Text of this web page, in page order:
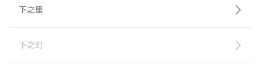
下之里
下之町